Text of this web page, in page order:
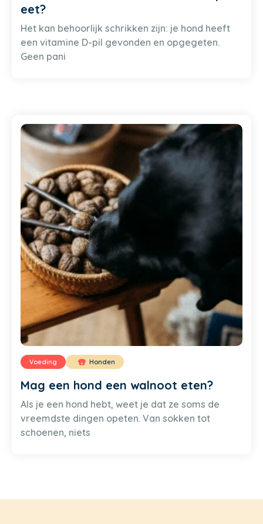
eet?
Het kan behoorlijk schrikken zijn: je hond heeft
een vitamine D-pil gevonden en opgegeten.
Geen pani
Voeding Honden
Mag een hond een walnoot eten?
Als je een hond hebt, weet je dat ze soms de
vreemdste dingen opeten. Van sokken tot
schoenen, niets